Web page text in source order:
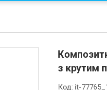
з крутим
Код:it-